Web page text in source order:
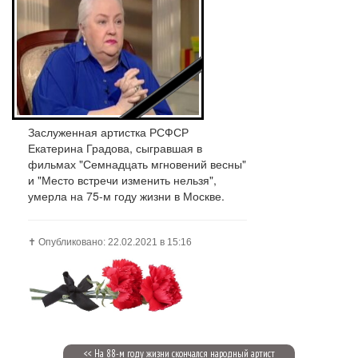
Заслуженная артистка РСФСР
Екатерина Градова, сыгравшая в
фильмах "Семнадцать мгновений весны"
и "Место встречи изменить нельзя",
умерла на 75-м году жизни в Москве.
✝️ Опубликовано: 22.02.2021 в 15:16
<< На 88-м году жизни скончался народный артист